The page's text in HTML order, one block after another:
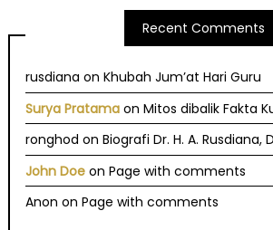
Recent Comments
rusdiana onKhubah Jum’at Hari Guru
Surya Pratama onMitos dibalik Fakta
ronghod onBiografi Dr. H. A. Rusdiana,
John Doe onPage with comments
Anon onPage with comments